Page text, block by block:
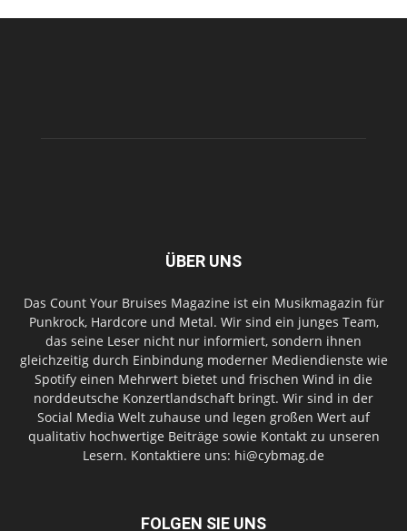
ÜBER UNS
Das Count Your Bruises Magazine ist ein Musikmagazin für
Punkrock, Hardcore und Metal. Wir sind ein junges Team,
das seine Leser nicht nur informiert, sondern ihnen
gleichzeitig durch Einbindung moderner Mediendienste wie
Spotify einen Mehrwert bietet und frischen Wind in die
norddeutsche Konzertlandschaft bringt. Wir sind in der
Social Media Welt zuhause und legen großen Wert auf
qualitativ hochwertige Beiträge sowie Kontakt zu unseren
Lesern. Kontaktiere uns: hi@cybmag.de
FOLGEN SIE UNS